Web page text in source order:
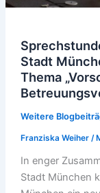
Stadt
Thema
Weitere
Franziska Weiher /
In enger
Stadt München